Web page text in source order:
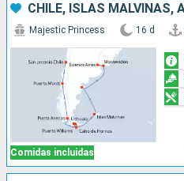
Comidas incluidas
Majestic Princess 16 d